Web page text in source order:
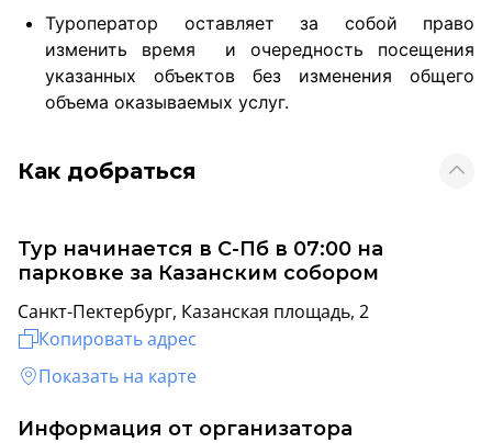
Туроператор оставляет за собой право
изменить время и очередность посещения
указанных объектов без изменения общего
объема оказываемых услуг.
Как добраться
Тур начинается в С-Пб в 07:00 на
парковке за Казанским собором
Санкт-Пектербург, Казанская площадь, 2
Копировать адрес
Показать на карте
Информация от организатора